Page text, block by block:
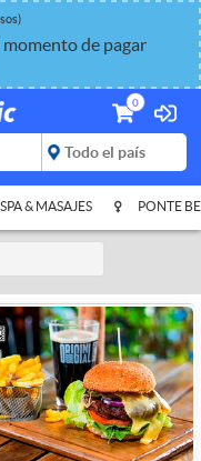
momento de pagar
0
SPA & MASAJES PONTE